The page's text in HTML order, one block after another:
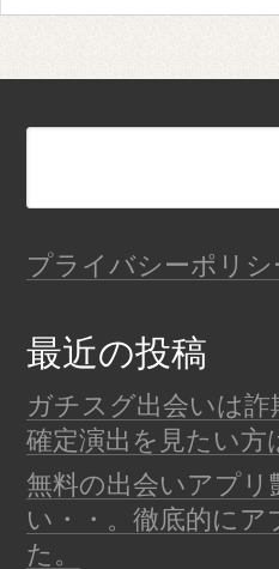
プライバシーポリシ
最近の投稿
ガチスグ出会いは詐
確定演出を見たい方
無料の出会いアプリ
い・・。徹底的にア
た。